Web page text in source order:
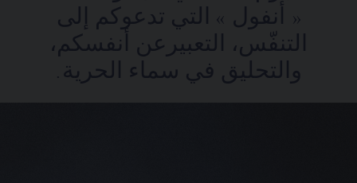
« أنفول » التي تدعوكم إلى
التنفّس، التعبيرعن أنفسكم،
والتحليق في سماء الحرية.